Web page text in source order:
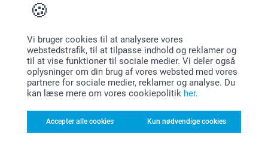
Vi bruger cookies til at analysere vores
webstedstrafik, til at tilpasse indhold og reklamer og
til at vise funktioner til sociale medier. Vi deler også
oplysninger om din brug af vores websted med vores
partnere for sociale medier, reklamer og analyse. Du
kan læse mere om vores cookiepolitik her.
Accepter alle cookies Kun nødvendige cookies
Zeinab @smartphoto
Vi er glade for at høre, at billederne levede op til dine
forventninger. Det betyder meget for os!
Du er altid velkommen igen 👍
Varme hilsner
Zeinab @smartphoto
30.04.2026
Vis reaktioner
04.05.2026
12:24
Tusind tak for din anmeldelse!
Michael,
22.04.2026